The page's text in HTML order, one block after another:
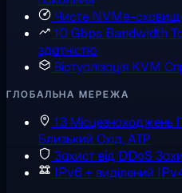
Чисте NVMe-
10 Gbps Bandwidth
здатністю
Віртуалізація KVM
ГЛОБАЛЬНА МЕРЕЖА
13 Місцезнаходжень
Близький Схід, АТР
Захист від DDoS
IPv6 + виділений